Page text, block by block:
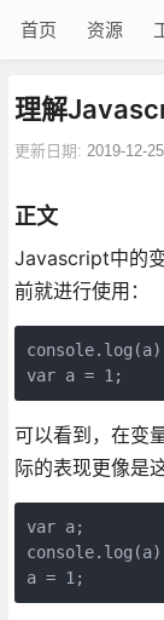
首页 资源
理解
更新日期: 2019-12-25
正文
Javascript中的
前就进行使用：
var a = 1;
可以看到，在变
际的表现更像是
var a;
a = 1;